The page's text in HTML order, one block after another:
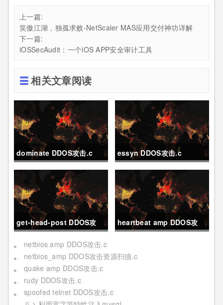
上一篇:
笑傲江湖，独孤求败-NetScaler MAS应用交付神功详解
下一篇:
iOSSecAudit：一个iOS APP安全审计工具
相关文章阅读
dominate DDOS攻击.c essyn DDOS攻击.c
get-head-post DDOS攻
击.c
heartbeat amp DDOS攻
netbios amp DDOS攻击.c
netbios_amp DDOS攻击资源扫描.c
quake amp DDOS攻击.c
rudy DDOS攻击.c
spoofed telnet DDOS攻击.c